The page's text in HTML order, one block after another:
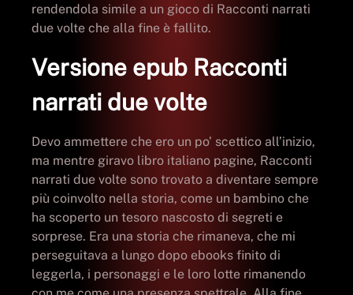
rendendola simile a un gioco di Racconti narrati
due volte che alla fine è fallito.
Versione epub Racconti
narrati due volte
Devo ammettere che ero un po’ scettico all’inizio,
ma mentre giravo libro italiano pagine, Racconti
narrati due volte sono trovato a diventare sempre
più coinvolto nella storia, come un bambino che
ha scoperto un tesoro nascosto di segreti e
sorprese. Era una storia che rimaneva, che mi
perseguitava a lungo dopo ebooks finito di
leggerla, i personaggi e le loro lotte rimanendo